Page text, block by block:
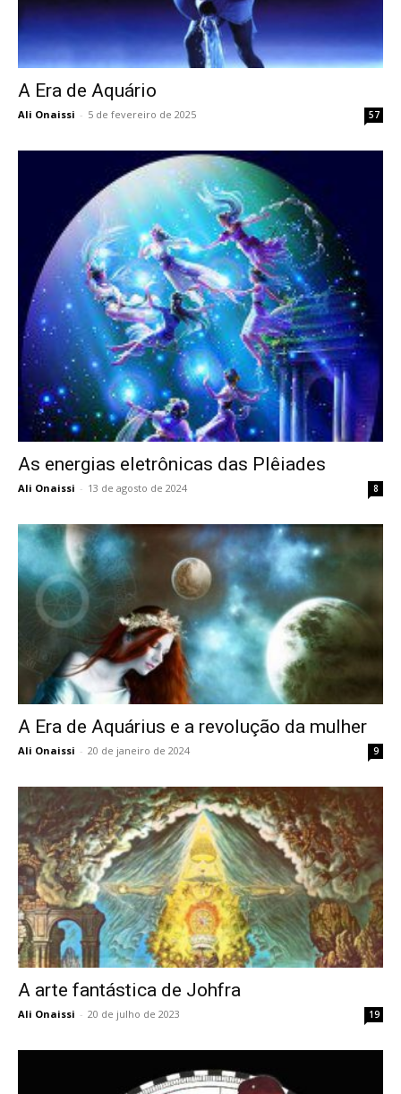
A Era de Aquário
Ali Onaissi - 5 de fevereiro de 2025 57
As energias eletrônicas das Plêiades
Ali Onaissi - 13 de agosto de 2024 8
A Era de Aquárius e a revolução da mulher
Ali Onaissi - 20 de janeiro de 2024 9
A arte fantástica de Johfra
Ali Onaissi - 20 de julho de 2023 19